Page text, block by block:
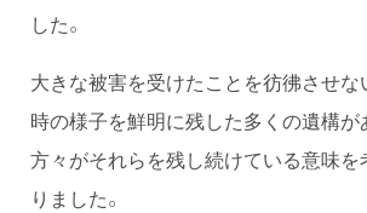
した。
大きな被害を受けたことを彷彿させな
時の様子を鮮明に残した多くの遺構が
方々がそれらを残し続けている意味を
りました。